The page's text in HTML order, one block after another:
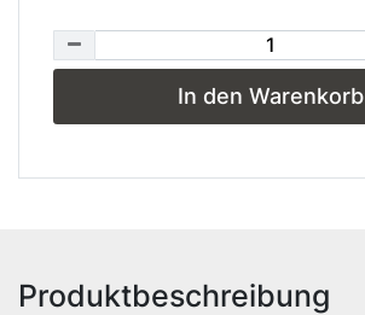
In den Warenkorb
Produktbeschreibung